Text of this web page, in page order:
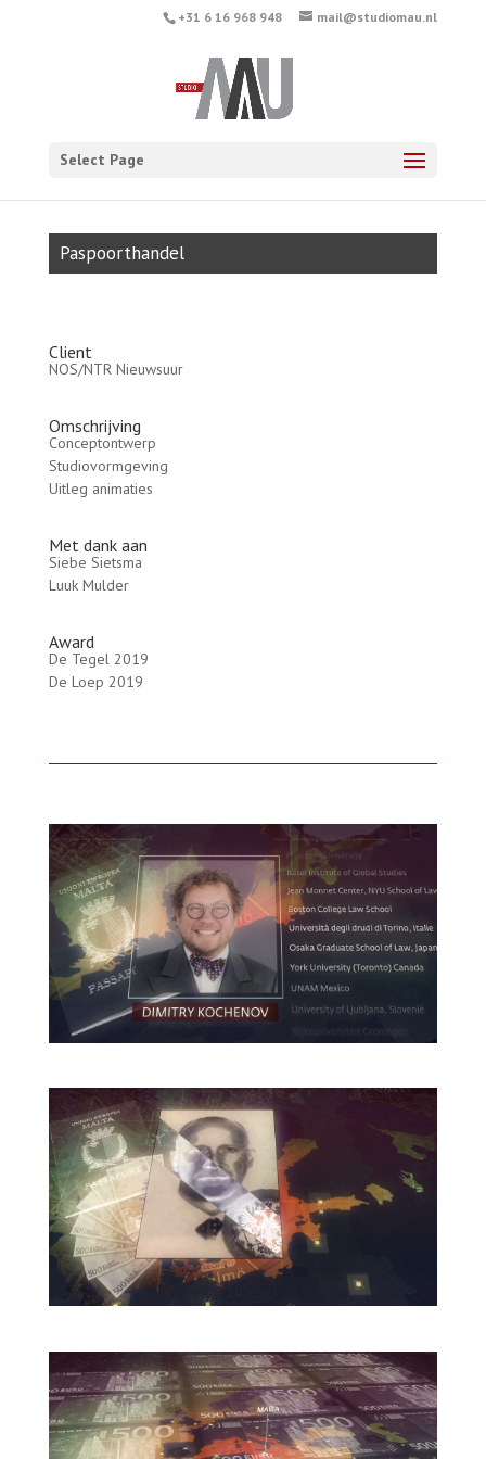
+31 6 16 968 948 mail@studiomau.nl
Select Page
Paspoorthandel
Client
NOS/NTR Nieuwsuur
Omschrijving
Conceptontwerp
Studiovormgeving
Uitleg animaties
Met dank aan
Siebe Sietsma
Luuk Mulder
Award
De Tegel 2019
De Loep 2019